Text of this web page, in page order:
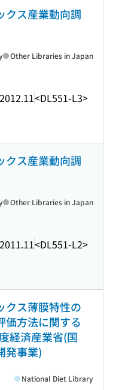
クス産業動向調
2012.11<DL551-L3>
Other Libraries in Japan
クス産業動向調
2011.11<DL551-L2>
Other Libraries in Japan
クス薄膜特性の
価方法に関する
経済産業省(国
発事業)
National Diet Library